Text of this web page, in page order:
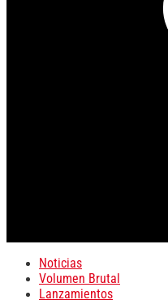
Noticias
Volumen Brutal
Lanzamientos